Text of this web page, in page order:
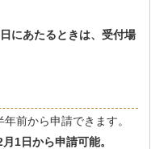
にあたるときは、受付場
前から申請できます。
1日から申請可能。